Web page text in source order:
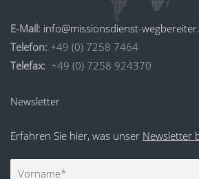
E-Mail: info@missionsdienst-
Telefon: +49 (0) 7258 7464
Telefax: +49 (0) 7258 924370
Newsletter
Erfahren Sie hier, was unser Newsletter
Vorname